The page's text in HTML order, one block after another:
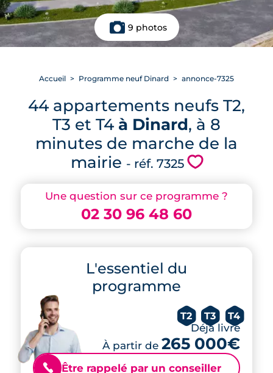
9 photos
Une question sur ce programme ?
02 30 96 48 60
L'essentiel du
programme
T2 T3 T4
Déjà livré
À partir de 265 000€
📞 Être rappelé par un conseiller
Accueil Programme neuf Dinard annonce-7325
44 appartements neufs T2,
T3 et T4 à Dinard, à 8
minutes de marche de la
mairie - réf. 7325 💗